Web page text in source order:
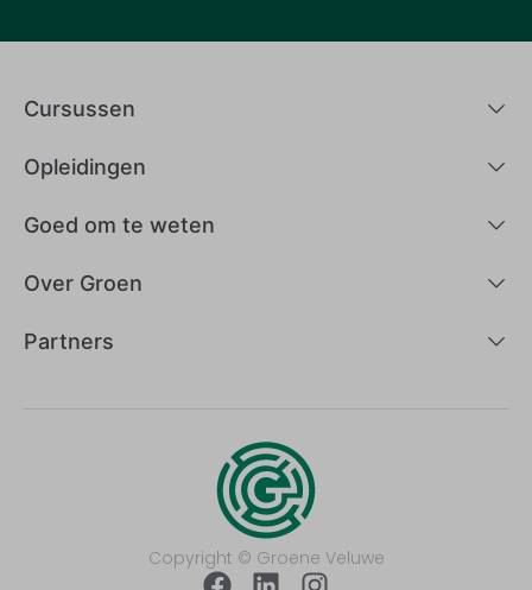
Cursussen
Opleidingen
Goed om te weten
Over Groen
Partners
Copyright © Groene Veluwe